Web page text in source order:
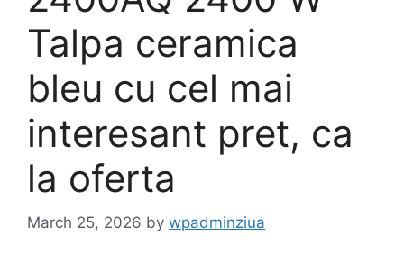
Talpa ceramica
bleu cu cel mai
interesant pret, ca
la oferta
March 25, 2026 by wpadminziua